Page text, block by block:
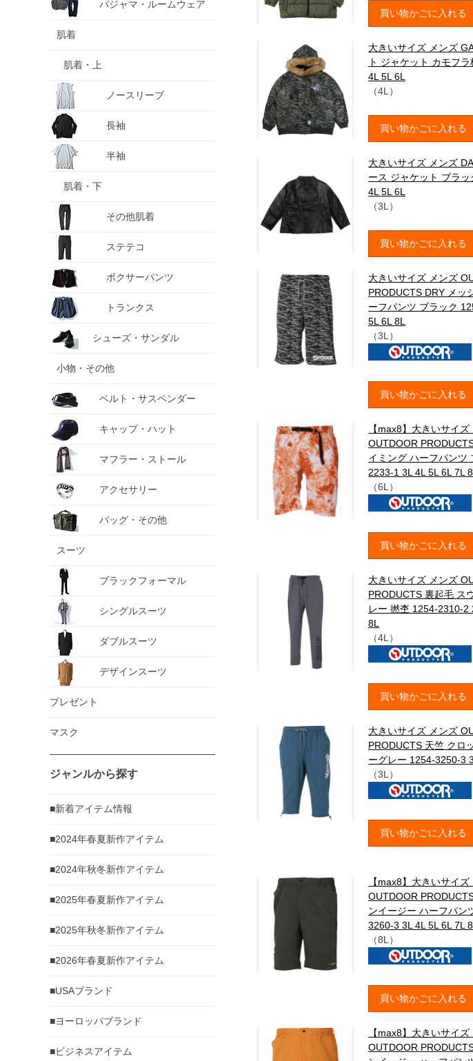
パジャマ・ルームウェア
肌着
肌着・上
ノースリーブ
長袖
半袖
肌着・下
その他肌着
ステテコ
ボクサーパンツ
トランクス
シューズ・サンダル
小物・その他
ベルト・サスペンダー
キャップ・ハット
マフラー・ストール
アクセサリー
バッグ・その他
スーツ
ブラックフォーマル
シングルスーツ
ダブルスーツ
デザインスーツ
プレゼント
マスク
ジャンルから探す
■新着アイテム情報
■2024年春夏新作アイテム
■2024年秋冬新作アイテム
■2025年春夏新作アイテム
■2025年秋冬新作アイテム
■2026年春夏新作アイテム
■USAブランド
■ヨーロッパブランド
■ビジネスアイテム
買い物かごに入れる
大きいサイズ メンズ
ト ジャケット カモフ
4L 5L 6L
（4L）
買い物かごに入れる
大きいサイズ メンズ
ース ジャケット ブラ
4L 5L 6L
（3L）
買い物かごに入れる
大きいサイズ メンズ
PRODUCTS DRY メッ
ーフパンツ ブラック
5L 6L 8L
（3L）
買い物かごに入れる
【max8】大きいサイ
OUTDOOR
イミング ハーフパンツ
2233-1 3L 4L 5L 6L 7L
（6L）
買い物かごに入れる
大きいサイズ メンズ
PRODUCTS 裏起毛 ス
レー 撚杢 1254-2310-2
8L
（4L）
買い物かごに入れる
大きいサイズ メンズ
PRODUCTS 天竺 クロ
ーグレー 1254-3250-3
（3L）
買い物かごに入れる
【max8】大きいサイ
OUTDOOR
ンイージー ハーフパン
3260-3 3L 4L 5L 6L 7L
（8L）
買い物かごに入れる
【max8】大きいサイ
OUTDOOR